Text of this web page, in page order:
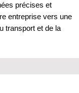
précises et
entreprise vers une
transport et de la